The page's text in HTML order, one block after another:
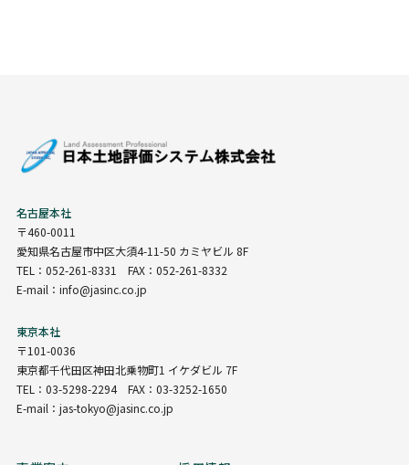
名古屋本社
〒460-0011
愛知県名古屋市中区大須4-11-50 カミヤビル 8F
TEL：052-261-8331 FAX：052-261-8332
E-mail：info@jasinc.co.jp
東京本社
〒101-0036
東京都千代田区神田北乗物町1 イケダビル 7F
TEL：03-5298-2294 FAX：03-3252-1650
E-mail：jas-tokyo@jasinc.co.jp